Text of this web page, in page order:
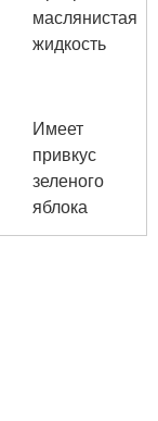
маслянистая
жидкость
Имеет
привкус
зеленого
яблока